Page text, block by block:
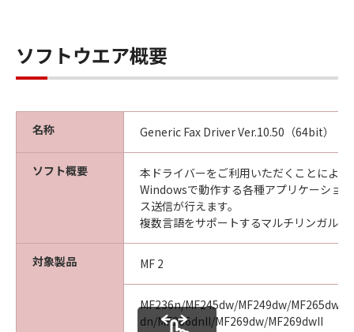
ソフトウエア概要
名称 Generic Fax Driver Ver.10.50（64bit）
ソフト概要
本ドライバーをご利用いただくことによ
Windowsで動作する各種アプリケーショ
ス送信が行えます。
複数言語をサポートするマルチリンガルド
対象製品 MF 2
MF236n/MF245dw/MF249dw/MF265dw/
dn/MF266dnII/MF269dw/MF269dwII